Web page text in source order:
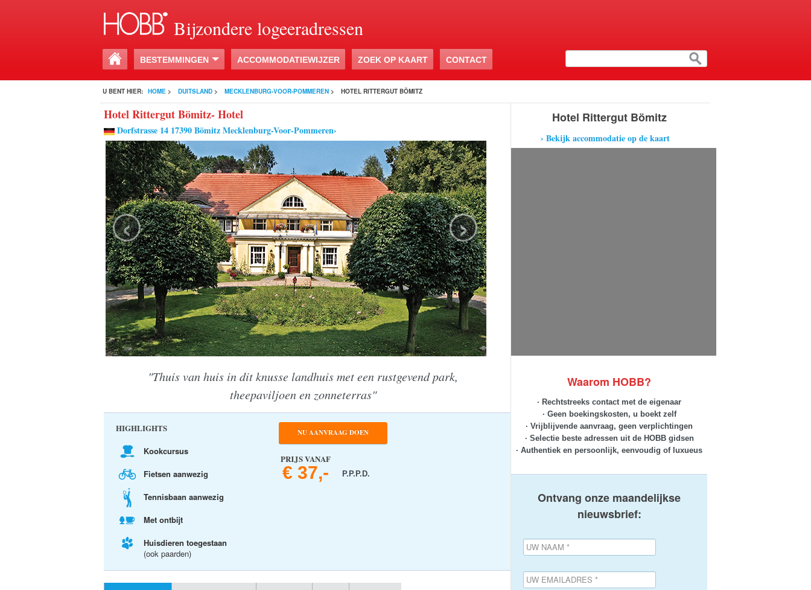
Bijzondere logeeradressen
BESTEMMINGEN ACCOMMODATIEWIJZER ZOEK OP KAART CONTACT
U BENT HIER: HOME > DUITSLAND > MECKLENBURG-VOOR-POMMEREN > HOTEL RITTERGUT BÖMITZ
Hotel Rittergut Bömitz- Hotel
Dorfstrasse 14 17390 Bömitz Mecklenburg-Voor-Pommeren›
‹ ›
"Thuis van huis in dit knusse landhuis met een rustgevend park,
theepaviljoen en zonneterras"
HIGHLIGHTS
Kookcursus
Fietsen aanwezig
Tennisbaan aanwezig
Met ontbijt
Huisdieren toegestaan
(ook paarden)
NU AANVRAAG DOEN
PRIJS VANAF
€ 37,- P.P.P.D.
Hotel Rittergut Bömitz
› Bekijk accommodatie op de kaart
Waarom HOBB?
· Rechtstreeks contact met de eigenaar
· Geen boekingskosten, u boekt zelf
· Vrijblijvende aanvraag, geen verplichtingen
· Selectie beste adressen uit de HOBB gidsen
· Authentiek en persoonlijk, eenvoudig of luxueus
Ontvang onze maandelijkse
nieuwsbrief: